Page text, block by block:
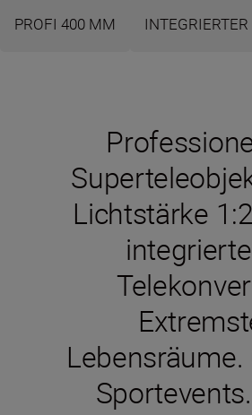
PROFI 400 MM
Lichtstärke